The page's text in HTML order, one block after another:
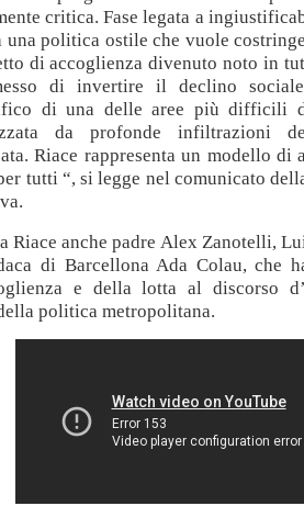
critica. Fase legata a
una politica ostile che vuole
di accoglienza divenuto noto in
di invertire il declino
di una delle aree più difficili
da profonde infiltrazioni
Riace rappresenta un modello di
tutti “, si legge nel comunicato
Riace anche padre Alex Zanotelli,
di Barcellona Ada Colau, che
e della lotta al discorso
politica metropolitana.